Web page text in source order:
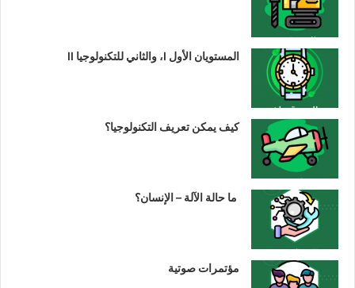
المستويان الأول I، والثاني للتكنولوجيا II
كيف يمكن تعريف التكنولوجيا؟
ما حالة الآلة – الإنسان؟
مؤتمرات صوتية